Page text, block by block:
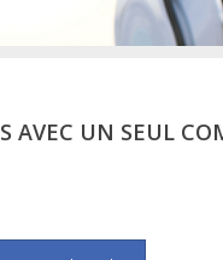
AVEC UN SEUL